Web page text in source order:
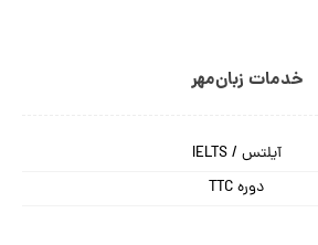
خدمات زبان‌مهر
آیلتس / IELTS
دوره TTC